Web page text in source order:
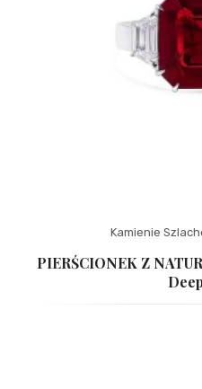
Kamienie
PIERŚCIONEK Z